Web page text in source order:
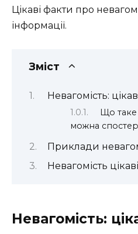
Цікаві факти про
інформації.
Зміст
Невагомість:
Що таке
можна
Приклади
Невагомість
Невагомість: